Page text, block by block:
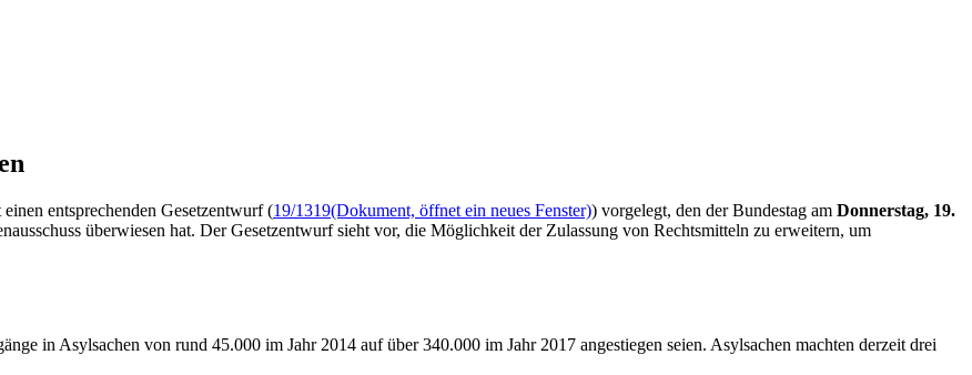
einen entsprechenden Gesetzentwurf (19/1319(Dokument, öffnet ein neues Fenster)) vorgelegt, den der Bundestag am Donnerstag, 19.
überwiesen hat. Der Gesetzentwurf sieht vor, die Möglichkeit der Zulassung von Rechtsmitteln zu erweitern, um
in Asylsachen von rund 45.000 im Jahr 2014 auf über 340.000 im Jahr 2017 angestiegen seien. Asylsachen machten derzeit drei